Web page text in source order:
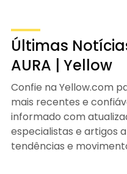
Últimas
AURA | Yellow
Confie na Yellow.com
mais recentes e
informado com
especialistas e artigos
tendências e